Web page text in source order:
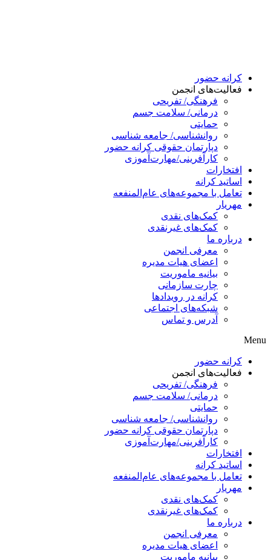
کرانه حضور
فعالیت‌های انجمن
فرهنگی/ تفریحی
درمانی/ سلامت جسم
حمایتی
روانشناسی/ جامعه شناسی
دپارتمان حقوقی کرانه حضور
کارآفرینی/مهارت‌آموزی
افتخارات
اساتید کرانه
تعامل با مجموعه‌های عام‌المنفعه
مهریار
کمک‌های نقدی
کمک‌های غیرنقدی
درباره ما
معرفی انجمن
اعضای هیات مدیره
بیانیه ماموریت
چارت سازمانی
کرانه در رویدادها
شبکه‌های اجتماعی
آدرس و تماس
Menu
کرانه حضور
فعالیت‌های انجمن
فرهنگی/ تفریحی
درمانی/ سلامت جسم
حمایتی
روانشناسی/ جامعه شناسی
دپارتمان حقوقی کرانه حضور
کارآفرینی/مهارت‌آموزی
افتخارات
اساتید کرانه
تعامل با مجموعه‌های عام‌المنفعه
مهریار
کمک‌های نقدی
کمک‌های غیرنقدی
درباره ما
معرفی انجمن
اعضای هیات مدیره
بیانیه ماموریت